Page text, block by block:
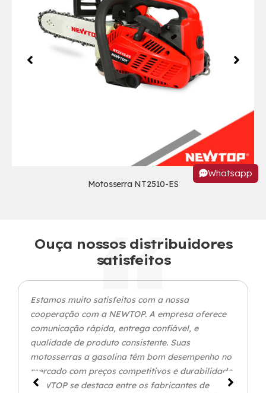
Motosserra NT2510-ES
Ouça nossos distribuidores
satisfeitos
Estamos muito satisfeitos com a nossa
cooperação com a NEWTOP. A empresa oferece
comunicação rápida, entrega confiável, e
qualidade de produto consistente. Suas
motosserras a gasolina têm bom desempenho no
mercado com preços competitivos e durabilidade.
NEWTOP se destaca entre os fabricantes de
Whatsapp